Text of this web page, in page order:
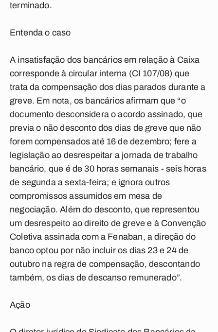
terminado.
Entenda o caso
A insatisfação dos bancários em relação à Caixa
corresponde à circular interna (CI 107/08) que
trata da compensação dos dias parados durante a
greve. Em nota, os bancários afirmam que “o
documento desconsidera o acordo assinado, que
previa o não desconto dos dias de greve que não
forem compensados até 16 de dezembro; fere a
legislação ao desrespeitar a jornada de trabalho
bancário, que é de 30 horas semanais - seis horas
de segunda a sexta-feira; e ignora outros
compromissos assumidos em mesa de
negociação. Além do desconto, que representou
um desrespeito ao direito de greve e à Convenção
Coletiva assinada com a Fenaban, a direção do
banco optou por não incluir os dias 23 e 24 de
outubro na regra de compensação, descontando
também, os dias de descanso remunerado”.
Ação